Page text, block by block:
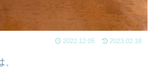
2022.12.05 2023.02.18